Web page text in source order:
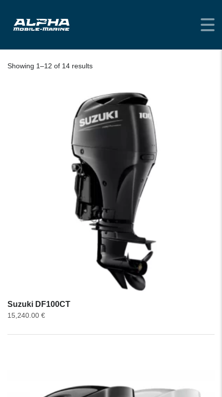
Showing 1–12 of 14 results
Suzuki DF100CT
15,240.00 €